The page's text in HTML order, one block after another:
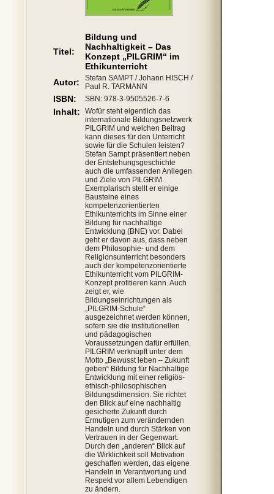
Titel:
Bildung und
Nachhaltigkeit – Das
Konzept „PILGRIM“ im
Ethikunterricht
Autor:
Stefan SAMPT / Johann HISCH /
Paul R. TARMANN
ISBN: SBN: 978-3-9505526-7-6
Inhalt:
Wofür steht eigentlich das
internationale Bildungsnetzwerk
PILGRIM und welchen Beitrag
kann dieses für den Unterricht
sowie für die Schulen leisten?
Stefan Sampt präsentiert neben
der Entstehungsgeschichte
auch die umfassenden Anliegen
und Ziele von PILGRIM.
Exemplarisch stellt er einige
Bausteine eines
kompetenzorientierten
Ethikunterrichts im Sinne einer
Bildung für nachhaltige
Entwicklung (BNE) vor. Dabei
geht er davon aus, dass neben
dem Philosophie- und dem
Religionsunterricht besonders
auch der kompetenzorientierte
Ethikunterricht vom PILGRIM-
Konzept profitieren kann. Auch
zeigt er, wie
Bildungseinrichtungen als
„PILGRIM-Schule“
ausgezeichnet werden können,
sofern sie die institutionellen
und pädagogischen
Voraussetzungen dafür erfüllen.
PILGRIM verknüpft unter dem
Motto „Bewusst leben – Zukunft
geben“ Bildung für Nachhaltige
Entwicklung mit einer religiös-
ethisch-philosophischen
Bildungsdimension. Sie richtet
den Blick auf eine nachhaltig
gesicherte Zukunft durch
Ermutigen zum verändernden
Handeln und durch Stärken von
Vertrauen in der Gegenwart.
Durch den „anderen“ Blick auf
die Wirklichkeit soll Motivation
geschaffen werden, das eigene
Handeln in Verantwortung und
Respekt vor allem Lebendigen
zu ändern.